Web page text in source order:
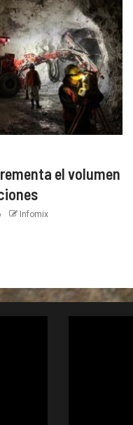
el volumen
Infomix